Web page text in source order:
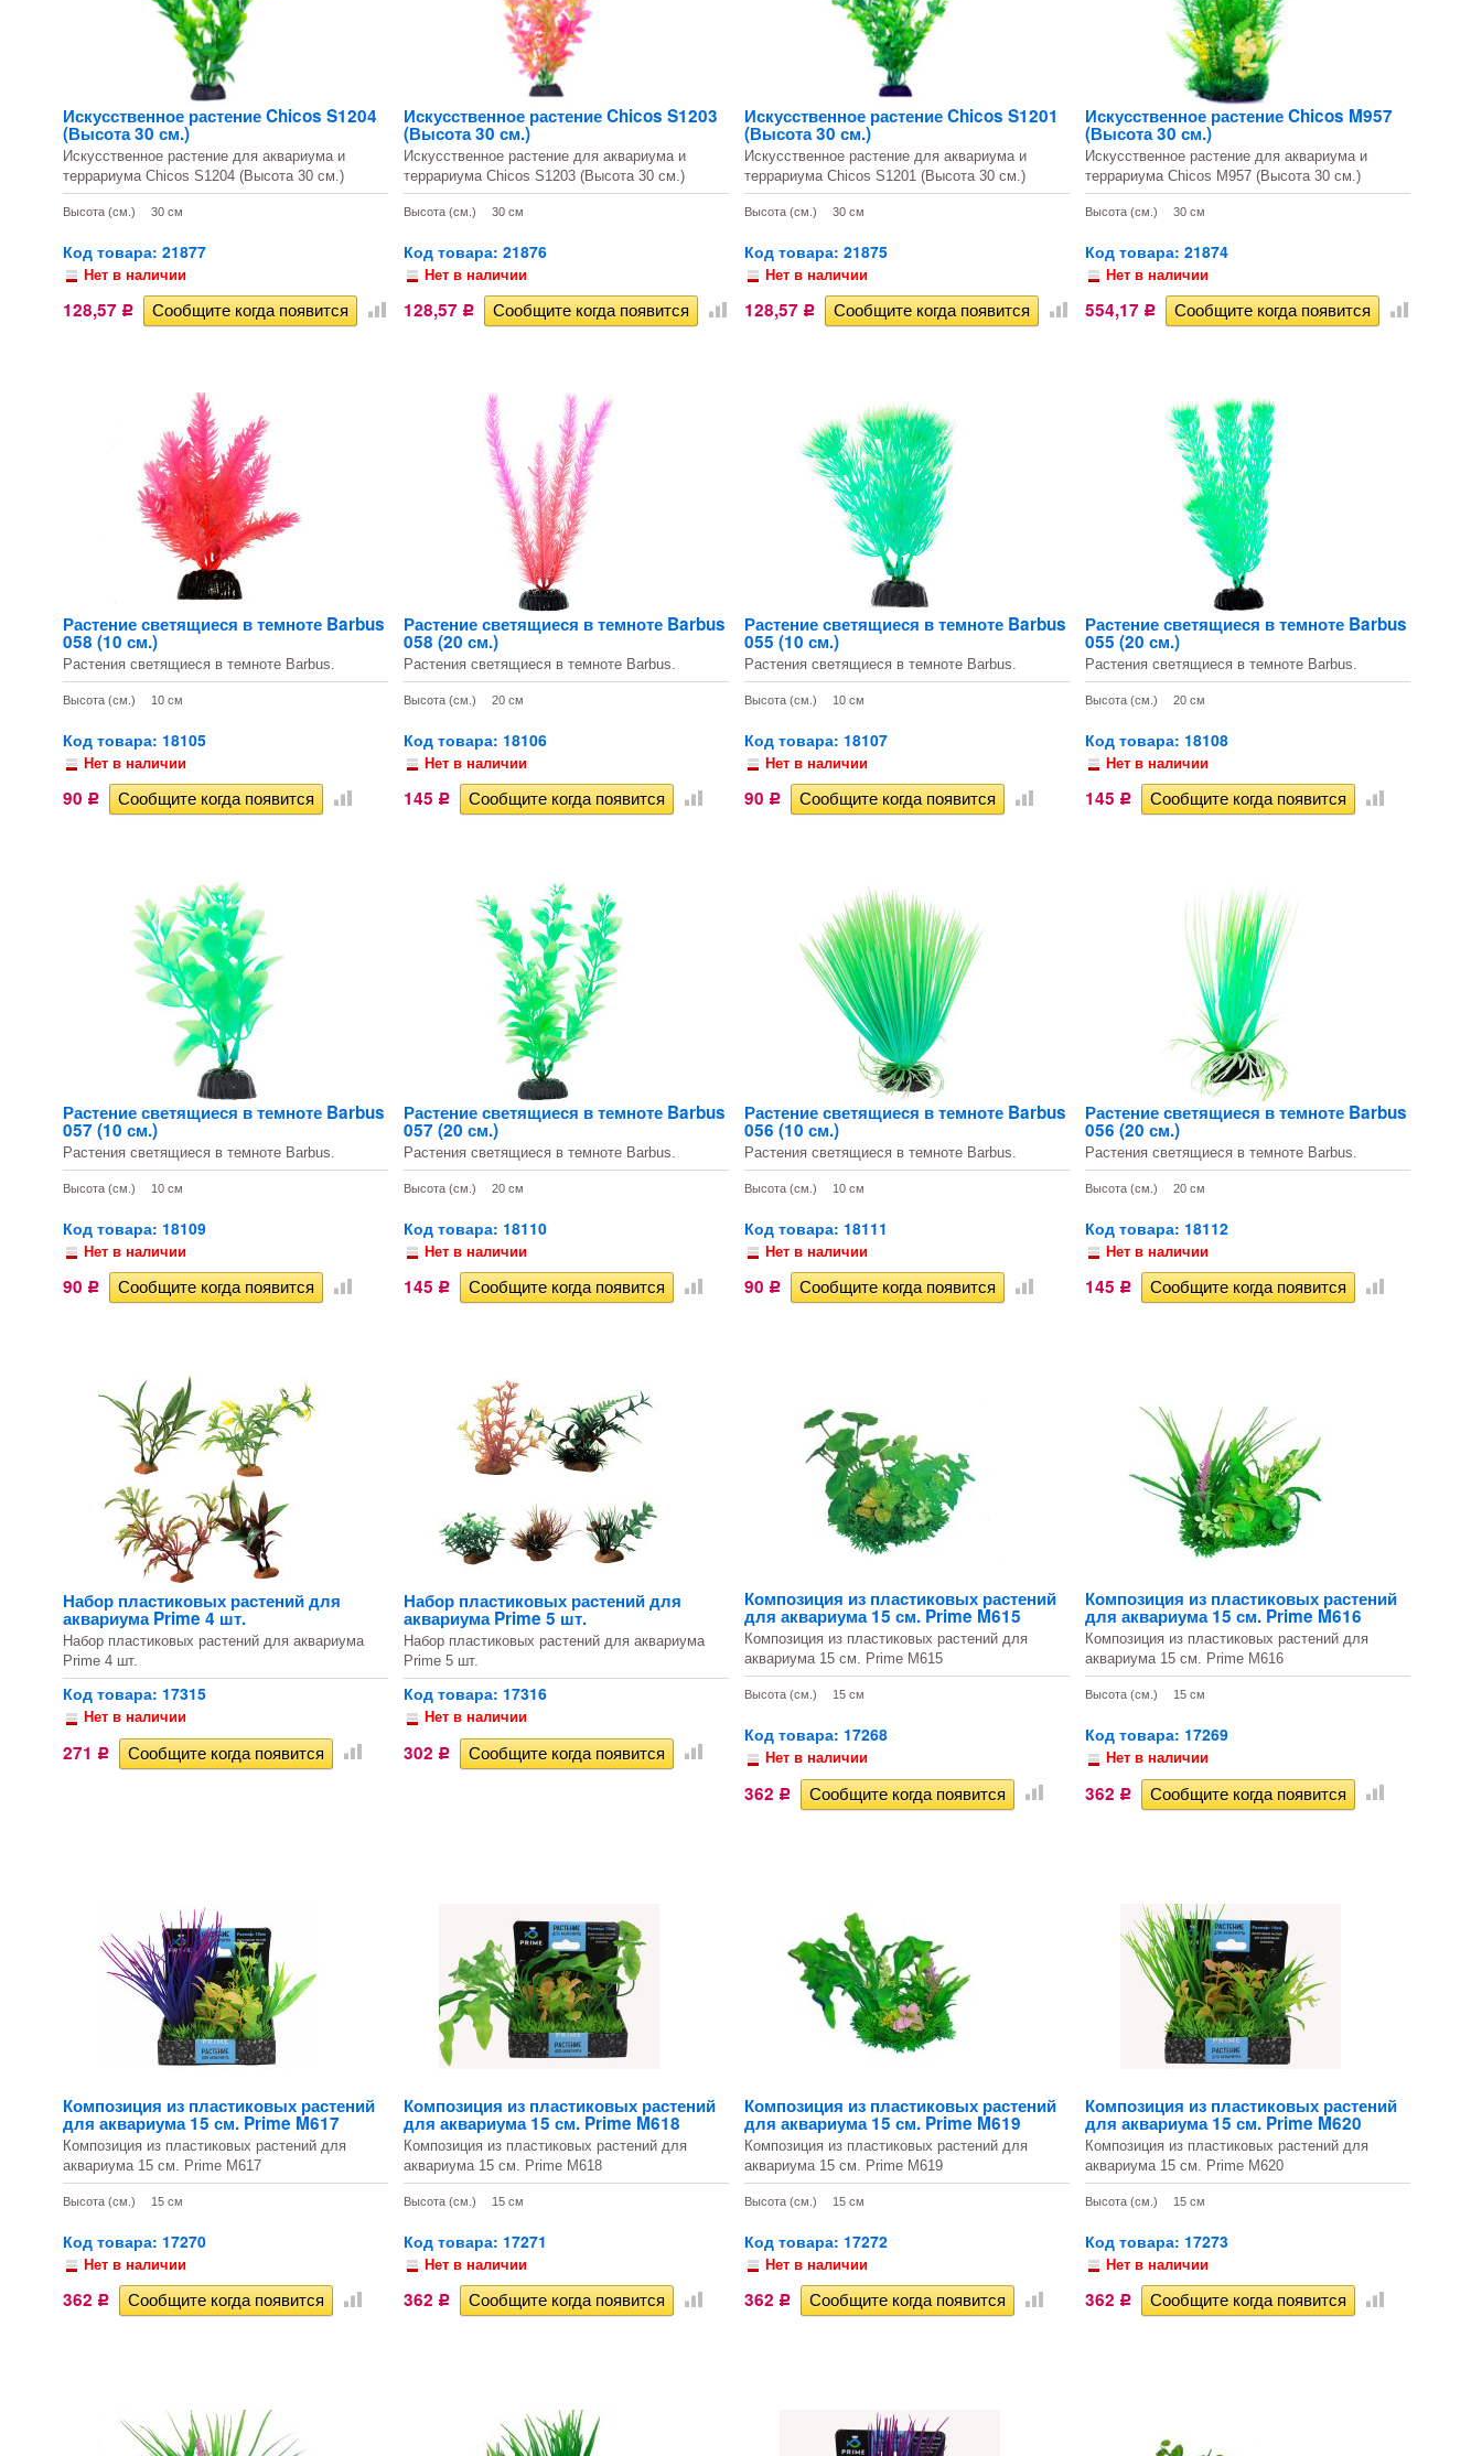
Искусственное растение Chicos S1204
(Высота 30 см.)
Искусственное растение для аквариума и
террариума Chicos S1204 (Высота 30 см.)
Высота (см.) 30 см
Код товара: 21877
Нет в наличии
128,57 Р
Искусственное растение Chicos S1203
(Высота 30 см.)
Искусственное растение для аквариума и
террариума Chicos S1203 (Высота 30 см.)
Высота (см.) 30 см
Код товара: 21876
Нет в наличии
128,57 Р
Искусственное растение Chicos S1201
(Высота 30 см.)
Искусственное растение для аквариума и
террариума Chicos S1201 (Высота 30 см.)
Высота (см.) 30 см
Код товара: 21875
Нет в наличии
128,57 Р
Искусственное растение Chicos M957
(Высота 30 см.)
Искусственное растение для аквариума и
террариума Chicos M957 (Высота 30 см.)
Высота (см.) 30 см
Код товара: 21874
Нет в наличии
554,17 Р
Растение светящиеся в темноте Barbus
058 (10 см.)
Растения светящиеся в темноте Barbus.
Высота (см.) 10 см
Код товара: 18105
Нет в наличии
90 Р
Растение светящиеся в темноте Barbus
058 (20 см.)
Растения светящиеся в темноте Barbus.
Высота (см.) 20 см
Код товара: 18106
Нет в наличии
145 Р
Растение светящиеся в темноте Barbus
055 (10 см.)
Растения светящиеся в темноте Barbus.
Высота (см.) 10 см
Код товара: 18107
Нет в наличии
90 Р
Растение светящиеся в темноте Barbus
055 (20 см.)
Растения светящиеся в темноте Barbus.
Высота (см.) 20 см
Код товара: 18108
Нет в наличии
145 Р
Растение светящиеся в темноте Barbus
057 (10 см.)
Растения светящиеся в темноте Barbus.
Высота (см.) 10 см
Код товара: 18109
Нет в наличии
90 Р
Растение светящиеся в темноте Barbus
057 (20 см.)
Растения светящиеся в темноте Barbus.
Высота (см.) 20 см
Код товара: 18110
Нет в наличии
145 Р
Растение светящиеся в темноте Barbus
056 (10 см.)
Растения светящиеся в темноте Barbus.
Высота (см.) 10 см
Код товара: 18111
Нет в наличии
90 Р
Растение светящиеся в темноте Barbus
056 (20 см.)
Растения светящиеся в темноте Barbus.
Высота (см.) 20 см
Код товара: 18112
Нет в наличии
145 Р
Набор пластиковых растений для
аквариума Prime 4 шт.
Набор пластиковых растений для аквариума
Prime 4 шт.
Код товара: 17315
Нет в наличии
271 Р
Набор пластиковых растений для
аквариума Prime 5 шт.
Набор пластиковых растений для аквариума
Prime 5 шт.
Код товара: 17316
Нет в наличии
302 Р
Композиция из пластиковых растений
для аквариума 15 см. Prime M615
Композиция из пластиковых растений для
аквариума 15 см. Prime M615
Высота (см.) 15 см
Код товара: 17268
Нет в наличии
362 Р
Композиция из пластиковых растений
для аквариума 15 см. Prime M616
Композиция из пластиковых растений для
аквариума 15 см. Prime M616
Высота (см.) 15 см
Код товара: 17269
Нет в наличии
362 Р
Композиция из пластиковых растений
для аквариума 15 см. Prime M617
Композиция из пластиковых растений для
аквариума 15 см. Prime M617
Высота (см.) 15 см
Код товара: 17270
Нет в наличии
362 Р
Композиция из пластиковых растений
для аквариума 15 см. Prime M618
Композиция из пластиковых растений для
аквариума 15 см. Prime M618
Высота (см.) 15 см
Код товара: 17271
Нет в наличии
362 Р
Композиция из пластиковых растений
для аквариума 15 см. Prime M619
Композиция из пластиковых растений для
аквариума 15 см. Prime M619
Высота (см.) 15 см
Код товара: 17272
Нет в наличии
362 Р
Композиция из пластиковых растений
для аквариума 15 см. Prime M620
Композиция из пластиковых растений для
аквариума 15 см. Prime M620
Высота (см.) 15 см
Код товара: 17273
Нет в наличии
362 Р